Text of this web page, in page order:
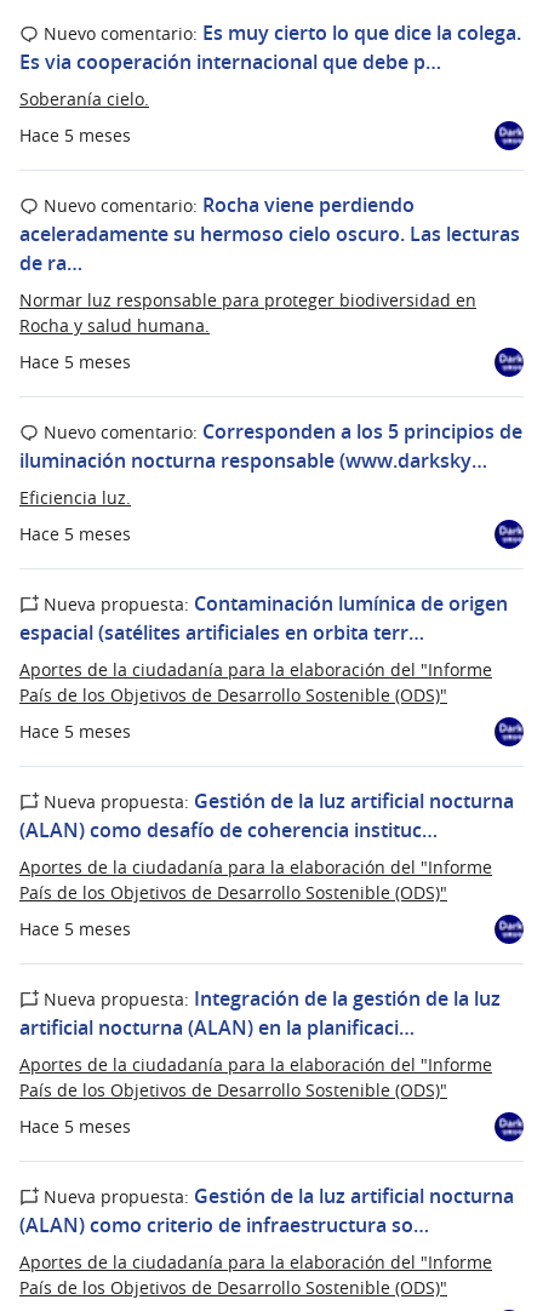
Hace 5 meses
Nuevo comentario: Es muy cierto lo que dice la colega.
Es via cooperación internacional que debe p…
Soberanía cielo.
Hace 5 meses
Nuevo comentario: Rocha viene perdiendo
aceleradamente su hermoso cielo oscuro. Las lecturas
de ra…
Normar luz responsable para proteger biodiversidad en
Rocha y salud humana.
Hace 5 meses
Nuevo comentario: Corresponden a los 5 principios de
iluminación nocturna responsable (www.darksky…
Eficiencia luz.
Hace 5 meses
Nueva propuesta: Contaminación lumínica de origen
espacial (satélites artificiales en orbita terr…
Aportes de la ciudadanía para la elaboración del "Informe
País de los Objetivos de Desarrollo Sostenible (ODS)"
Hace 5 meses
Nueva propuesta: Gestión de la luz artificial nocturna
(ALAN) como desafío de coherencia instituc…
Aportes de la ciudadanía para la elaboración del "Informe
País de los Objetivos de Desarrollo Sostenible (ODS)"
Hace 5 meses
Nueva propuesta: Integración de la gestión de la luz
artificial nocturna (ALAN) en la planificaci…
Aportes de la ciudadanía para la elaboración del "Informe
País de los Objetivos de Desarrollo Sostenible (ODS)"
Nueva propuesta: Gestión de la luz artificial nocturna
(ALAN) como criterio de infraestructura so…
Aportes de la ciudadanía para la elaboración del "Informe
País de los Objetivos de Desarrollo Sostenible (ODS)"